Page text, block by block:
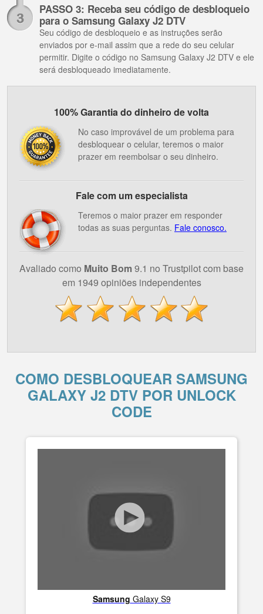
PASSO 3: Receba seu código de desbloqueio
para o Samsung Galaxy J2 DTV
Seu código de desbloqueio e as instruções serão
enviados por e-mail assim que a rede do seu celular
permitir. Digite o código no Samsung Galaxy J2 DTV e ele
será desbloqueado imediatamente.
100% Garantia do dinheiro de volta
No caso improvável de um problema para
desbloquear o celular, teremos o maior
prazer em reembolsar o seu dinheiro.
Fale com um especialista
Teremos o maior prazer em responder
todas as suas perguntas. Fale conosco.
Avaliado como Muito Bom9.1 no Trustpilot com base
em 1949 opiniões independentes
COMO DESBLOQUEAR SAMSUNG
GALAXY J2 DTV POR UNLOCK
CODE
Samsung Galaxy S9